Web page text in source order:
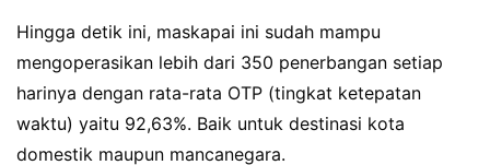
Hingga detik ini, maskapai ini sudah mampu
mengoperasikan lebih dari 350 penerbangan setiap
harinya dengan rata-rata OTP (tingkat ketepatan
waktu) yaitu 92,63%. Baik untuk destinasi kota
domestik maupun mancanegara.